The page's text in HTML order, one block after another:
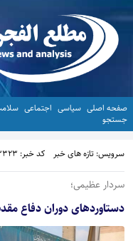
صفحه اصلی سیاسی اجتماعی
جستجو
سرویس: تازه های خبر کد خبر: 113323
سردار عظیمی؛
دستاوردهای دوران دفاع